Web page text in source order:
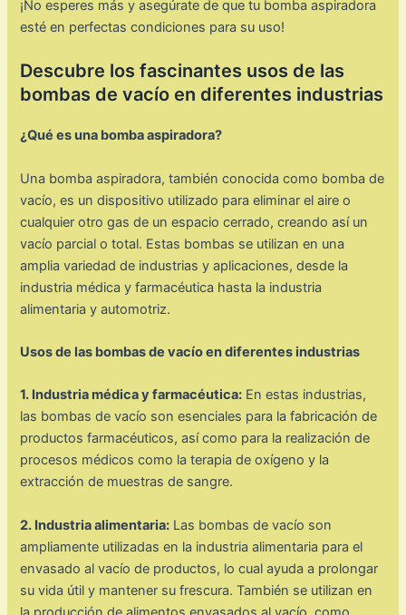
¡No esperes más y asegúrate de que tu bomba aspiradora
esté en perfectas condiciones para su uso!
Descubre los fascinantes usos de las
bombas de vacío en diferentes industrias
¿Qué es una bomba aspiradora?
Una bomba aspiradora, también conocida como bomba de
vacío, es un dispositivo utilizado para eliminar el aire o
cualquier otro gas de un espacio cerrado, creando así un
vacío parcial o total. Estas bombas se utilizan en una
amplia variedad de industrias y aplicaciones, desde la
industria médica y farmacéutica hasta la industria
alimentaria y automotriz.
Usos de las bombas de vacío en diferentes industrias
1. Industria médica y farmacéutica: En estas industrias,
las bombas de vacío son esenciales para la fabricación de
productos farmacéuticos, así como para la realización de
procesos médicos como la terapia de oxígeno y la
extracción de muestras de sangre.
2. Industria alimentaria: Las bombas de vacío son
ampliamente utilizadas en la industria alimentaria para el
envasado al vacío de productos, lo cual ayuda a prolongar
su vida útil y mantener su frescura. También se utilizan en